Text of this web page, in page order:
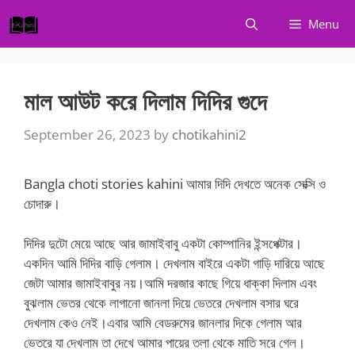
to
content
Menu
মাল আউট করে দিলাম দিদির গুদে
September 26, 2023 by chotikahini2
Bangla choti stories kahini আমার দিদি দেখতে অনেক সেক্সি ও
চোদারু।
দিদির দুটো মেয়ে আছে আর জামাইবাবু একটা কোম্পানির ইন্সপেক্টার।
একদিন আমি দিদির বাড়ি গেলাম। দেখলাম বাইরে একটা গাড়ি দারিয়ে আছে
জেটা আমার জামাইবাবুর নয়।আমি দরজার কাছে গিয়ে ধাক্কা দিলাম এবং
বুঝলাম ভেতর থেকে লাগানো জানলা দিয়ে ভেতরে দেখলাম বসার ঘরে
দেখলাম কেও নেই।এবার আমি বেডরুমের জানলার দিকে গেলাম আর
ভেতরে যা দেখলাম তা দেখে আমার পায়ের তলা থেকে মাতি সরে গেল।